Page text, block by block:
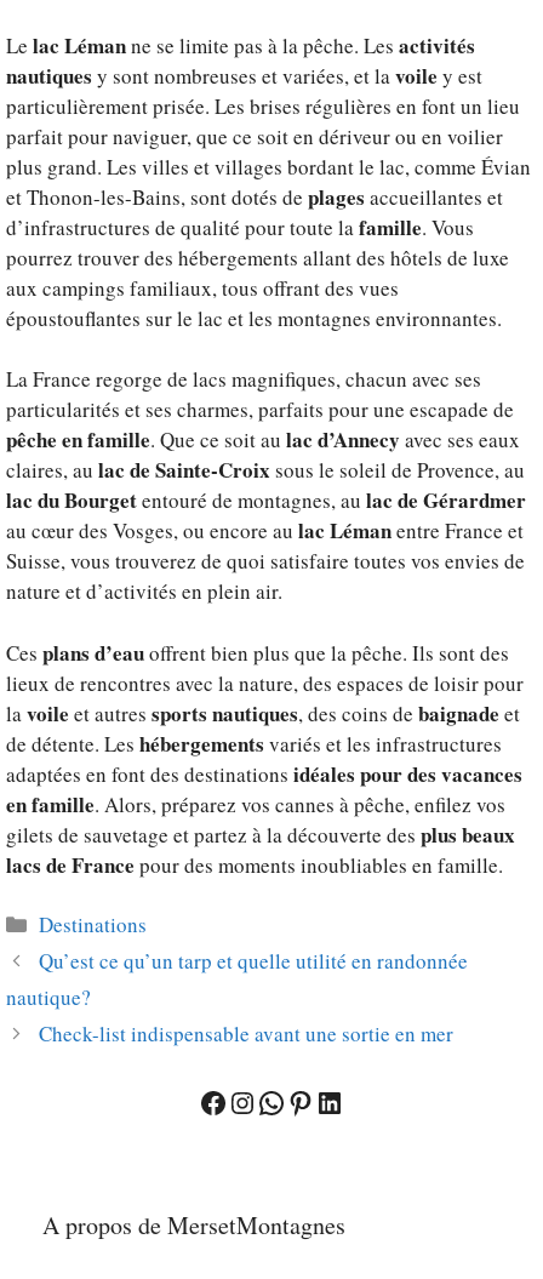
Le lac Lémanne se limite pas à la pêche. Les activités
nautiques y sont nombreuses et variées, et la voile y est
particulièrement prisée. Les brises régulières en font un lieu
parfait pour naviguer, que ce soit en dériveur ou en voilier
plus grand. Les villes et villages bordant le lac, comme Évian
et Thonon-les-Bains, sont dotés de plages accueillantes et
d’infrastructures de qualité pour toute la famille. Vous
pourrez trouver des hébergements allant des hôtels de luxe
aux campings familiaux, tous offrant des vues
époustouflantes sur le lac et les montagnes environnantes.
La France regorge de lacs magnifiques, chacun avec ses
particularités et ses charmes, parfaits pour une escapade de
pêche en famille. Que ce soit au lac d’Annecy avec ses eaux
claires, au lac de Sainte-Croix sous le soleil de Provence, au
lac du Bourgetentouré de montagnes, au lac de Gérardmer
au cœur des Vosges, ou encore au lac Lémanentre France et
Suisse, vous trouverez de quoi satisfaire toutes vos envies de
nature et d’activités en plein air.
Ces plans d’eauoffrent bien plus que la pêche. Ils sont des
lieux de rencontres avec la nature, des espaces de loisir pour
la voile et autres sports nautiques, des coins de baignade et
de détente. Les hébergements variés et les infrastructures
adaptées en font des destinations idéales pour des vacances
en famille. Alors, préparez vos cannes à pêche, enfilez vos
gilets de sauvetage et partez à la découverte des plus beaux
lacs de France pour des moments inoubliables en famille.
Catégories
Destinations
Qu’est ce qu’un tarp et quelle utilité en randonnée
nautique?
Check-list indispensable avant une sortie en mer
Facebook
Instagram
WhatsApp
Pinterest
LinkedIn
A propos de MersetMontagnes